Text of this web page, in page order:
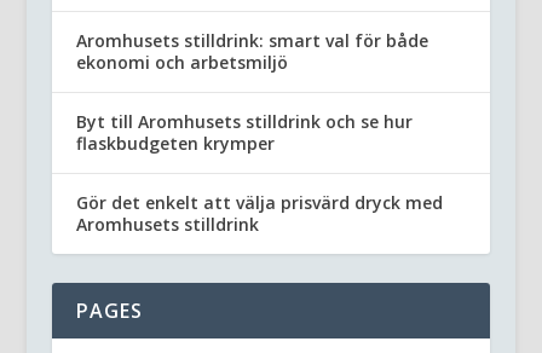
Aromhusets stilldrink: smart val för både
ekonomi och arbetsmiljö
Byt till Aromhusets stilldrink och se hur
flaskbudgeten krymper
Gör det enkelt att välja prisvärd dryck med
Aromhusets stilldrink
PAGES